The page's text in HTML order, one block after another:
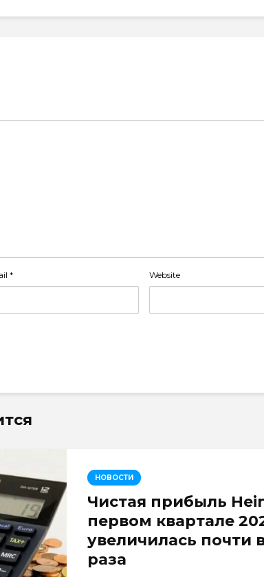
* Website
НОВОСТИ
Чистая прибыль
первом квартале
увеличилась почти
раза